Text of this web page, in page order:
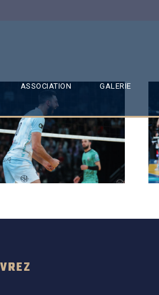
ASSOCIATION GALERIE
SAISON 24/25-10